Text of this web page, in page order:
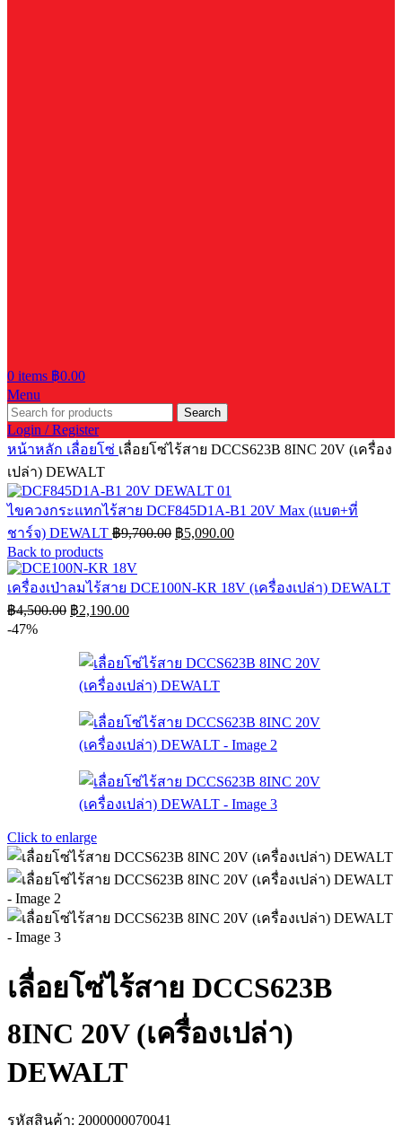
0 items ฿0.00
Menu
Search
Login / Register
หน้าหลัก เลื่อยโซ่ เลื่อยโซ่ไร้สาย DCCS623B 8INC 20V (เครื่อง
เปล่า) DEWALT
ไขควงกระแทกไร้สาย DCF845D1A-B1 20V Max (แบต+ที่
ชาร์จ) DEWALT ฿9,700.00 Original
price
฿9,700.00.
฿5,090.00Current
price
฿5,090.00.
Back to products
เครื่องเป่าลมไร้สาย DCE100N-KR 18V (เครื่องเปล่า) DEWALT
฿4,500.00 Original
price
฿4,500.00.
฿2,190.00Current
price
฿2,190.00.
-47%
Click to enlarge
เลื่อยโซ่ไร้สาย DCCS623B
8INC 20V (เครื่องเปล่า)
DEWALT
รหัสสินค้า: 2000000070041